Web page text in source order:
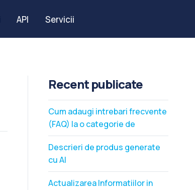
API Servicii
Recent publicate
Cum adaugi intrebari frecvente
(FAQ) la o categorie de
produse
Descrieri de produs generate
cu AI
Actualizarea Informatiilor in